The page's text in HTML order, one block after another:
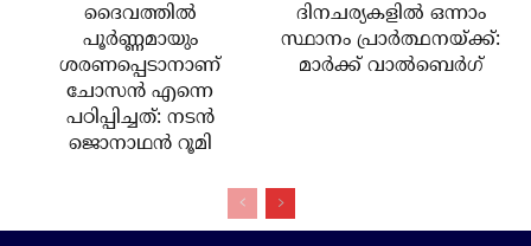
ദൈവത്തില്‍
പൂര്‍ണ്ണമായും
ശരണപ്പെടാനാണ്
ചോസന്‍ എന്നെ
പഠിപ്പിച്ചത്: നടന്‍
ജൊനാഥന്‍ റൂമി
ദിനചര്യകളില്‍ ഒന്നാം
സ്ഥാനം പ്രാര്‍ത്ഥനയ്ക്ക്:
മാര്‍ക്ക് വാല്‍ബെര്‍ഗ്